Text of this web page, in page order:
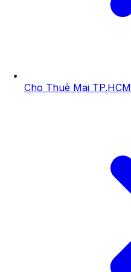
Cho Thuê Mai TP.HCM